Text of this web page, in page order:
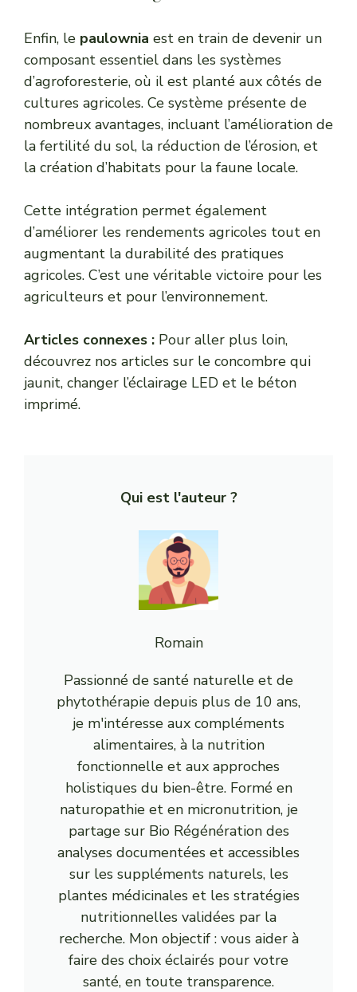
Enfin, le paulownia est en train de devenir un
composant essentiel dans les systèmes
d’agroforesterie, où il est planté aux côtés de
cultures agricoles. Ce système présente de
nombreux avantages, incluant l’amélioration de
la fertilité du sol, la réduction de l’érosion, et
la création d’habitats pour la faune locale.
Cette intégration permet également
d’améliorer les rendements agricoles tout en
augmentant la durabilité des pratiques
agricoles. C’est une véritable victoire pour les
agriculteurs et pour l’environnement.
Articles connexes : Pour aller plus loin,
découvrez nos articles sur le concombre qui
jaunit, changer l’éclairage LED et le béton
imprimé.
Qui est l'auteur ?
Romain
Passionné de santé naturelle et de
phytothérapie depuis plus de 10 ans,
je m'intéresse aux compléments
alimentaires, à la nutrition
fonctionnelle et aux approches
holistiques du bien-être. Formé en
naturopathie et en micronutrition, je
partage sur Bio Régénération des
analyses documentées et accessibles
sur les suppléments naturels, les
plantes médicinales et les stratégies
nutritionnelles validées par la
recherche. Mon objectif : vous aider à
faire des choix éclairés pour votre
santé, en toute transparence.